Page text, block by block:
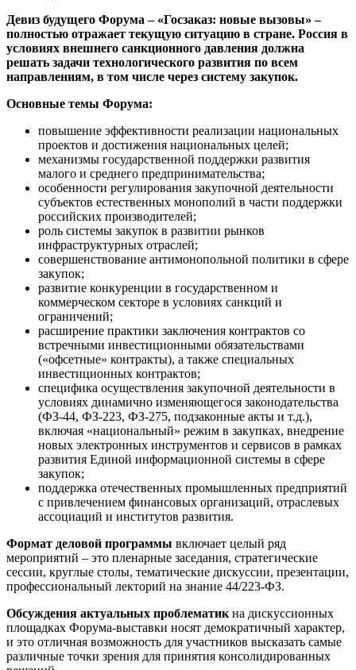
Девиз будущего Форума – «Госзаказ: новые вызовы» –
полностью отражает текущую ситуацию в стране. Россия в
условиях внешнего санкционного давления должна
решать задачи технологического развития по всем
направлениям, в том числе через систему закупок.
Основные темы Форума:
повышение эффективности реализации национальных
проектов и достижения национальных целей;
механизмы государственной поддержки развития
малого и среднего предпринимательства;
особенности регулирования закупочной деятельности
субъектов естественных монополий в части поддержки
российских производителей;
роль системы закупок в развитии рынков
инфраструктурных отраслей;
совершенствование антимонопольной политики в сфере
закупок;
развитие конкуренции в государственном и
коммерческом секторе в условиях санкций и
ограничений;
расширение практики заключения контрактов со
встречными инвестиционными обязательствами
(«офсетные» контракты), а также специальных
инвестиционных контрактов;
специфика осуществления закупочной деятельности в
условиях динамично изменяющегося законодательства
(ФЗ-44, ФЗ-223, ФЗ-275, подзаконные акты и т.д.),
включая «национальный» режим в закупках, внедрение
новых электронных инструментов и сервисов в рамках
развития Единой информационной системы в сфере
закупок;
поддержка отечественных промышленных предприятий
с привлечением финансовых организаций, отраслевых
ассоциаций и институтов развития.
Формат деловой программы включает целый ряд
мероприятий – это пленарные заседания, стратегические
сессии, круглые столы, тематические дискуссии, презентации,
профессиональный лекторий на знание 44/223-ФЗ.
Обсуждения актуальных проблематик на дискуссионных
площадках Форума-выставки носят демократичный характер,
и это отличная возможность для участников высказать самые
различные точки зрения для принятия консолидированных